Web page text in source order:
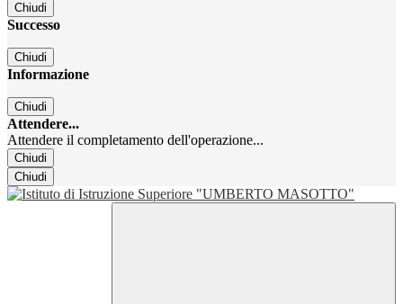
Chiudi
Successo
Chiudi
Informazione
Chiudi
Attendere...
Attendere il completamento dell'operazione...
Chiudi
Chiudi